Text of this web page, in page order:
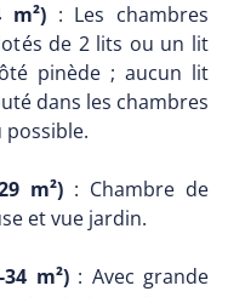
m²): Les chambres
de 2 lits ou un lit
pinède ; aucun lit
dans les chambres
m²): Chambre de
et vue jardin.
m²): Avec grande